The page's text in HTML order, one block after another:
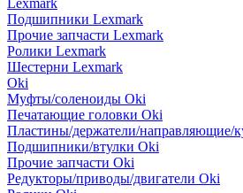
Lexmark
Подшипники Lexmark
Прочие запчасти Lexmark
Ролики Lexmark
Шестерни Lexmark
Oki
Муфты/соленоиды Oki
Печатающие головки Oki
Пластины/держатели/направляющие/
Подшипники/втулки Oki
Прочие запчасти Oki
Редукторы/приводы/двигатели Oki